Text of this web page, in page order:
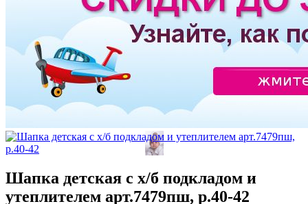
Шапка детская с х/б подкладом и
утеплителем арт.7479пш, р.40-42